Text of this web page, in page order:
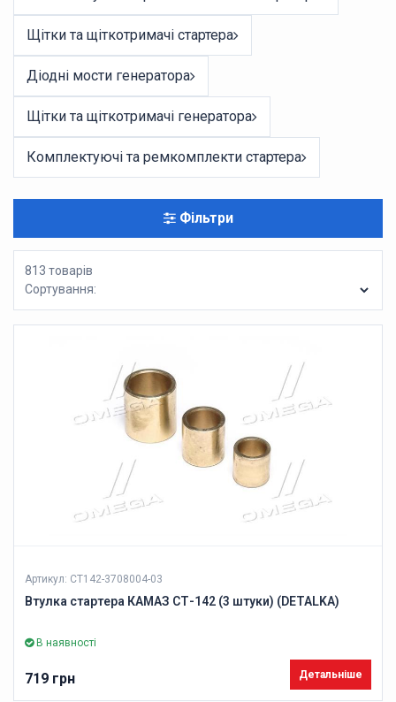
Щітки та щіткотримачі стартера
Діодні мости генератора
Щітки та щіткотримачі генератора
Комплектуючі та ремкомплекти стартера
Фільтри
813 товарів
Сортування:
Артикул: СТ142-3708004-03
Втулка стартера КАМАЗ СТ-142 (3 штуки) (DETALKA)
В наявності
719 грн Детальніше